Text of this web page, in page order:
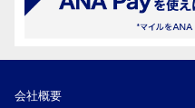
会社概要